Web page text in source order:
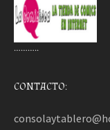
………..
CONTACTO: